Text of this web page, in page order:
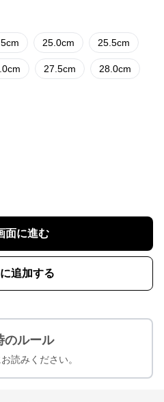
25.0cm 25.5cm
27.5cm 28.0cm
面に進む
追加する
のルール
読みください。